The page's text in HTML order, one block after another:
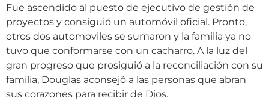
Fue ascendido al puesto de ejecutivo de gestión de
proyectos y consiguió un automóvil oficial. Pronto,
otros dos automoviles se sumaron y la familia ya no
tuvo que conformarse con un cacharro. A la luz del
gran progreso que prosiguió a la reconciliación con su
familia, Douglas aconsejó a las personas que abran
sus corazones para recibir de Dios.